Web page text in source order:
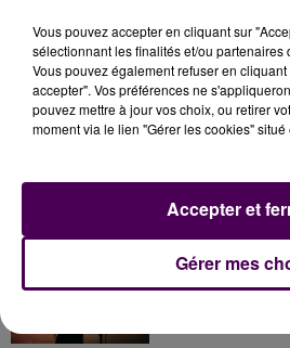
À LA UNE
7 août 2026
Inscrivez-vous au
Kids !
Vous pouvez accepter en cliquant sur
sélectionnant les finalités et/ou partenaires
Vous pouvez également refuser en
accepter". Vos préférences ne
pouvez mettre à jour vos choix, ou retirer
moment via le lien "Gérer les cookies"
Gérer mes
Accepter et